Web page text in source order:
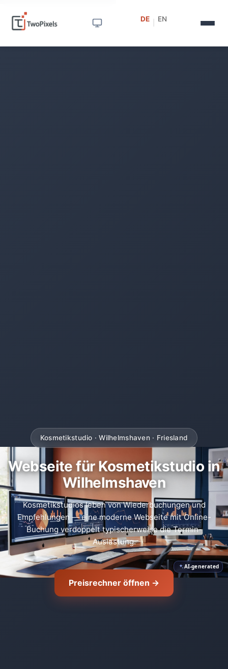
DE EN
AI-generated
Kosmetikstudio · Wilhelmshaven · Friesland
Webseite für Kosmetikstudio in
Wilhelmshaven
Kosmetikstudios leben von Wiederbuchungen und
Empfehlungen — eine moderne Webseite mit Online-
Buchung verdoppelt typischerweise die Termin-
Auslastung.
Preisrechner öffnen →